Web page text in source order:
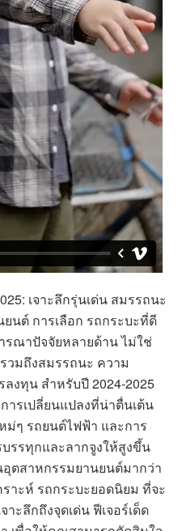
เจาะลึกรุ่นเด่น สมรรถนะ
นต์ การเลือก รถกระบะที่ดี
รณาปัจจัยหลายด้าน ไม่ใช่
วมถึงสมรรถนะ ความ
งทุน สำหรับปี 2024-2025
ารเปลี่ยนแปลงที่น่าตื่นเต้น
ม่ๆ รถยนต์ไฟฟ้า และการ
รรทุกและลากจูงให้สูงขึ้น
ตสาหกรรมยานยนต์มากว่า
าะห์ รถกระบะยอดนิยม ที่จะ
ะลึกถึงจุดเด่น ฟีเจอร์เด็ด